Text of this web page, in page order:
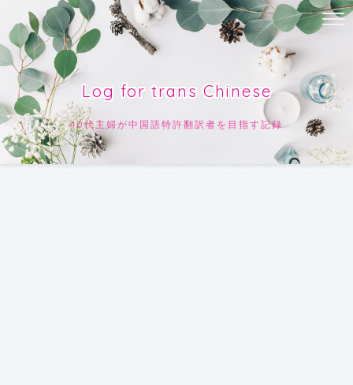
Log for trans Chinese
40代主婦が中国語特許翻訳者を目指す記録